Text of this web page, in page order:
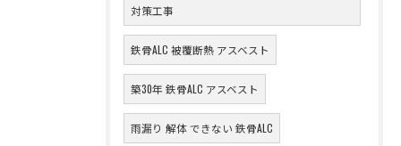
対策工事
鉄骨ALC 被覆断熱 アスベスト
築30年 鉄骨ALC アスベスト
雨漏り 解体 できない 鉄骨ALC